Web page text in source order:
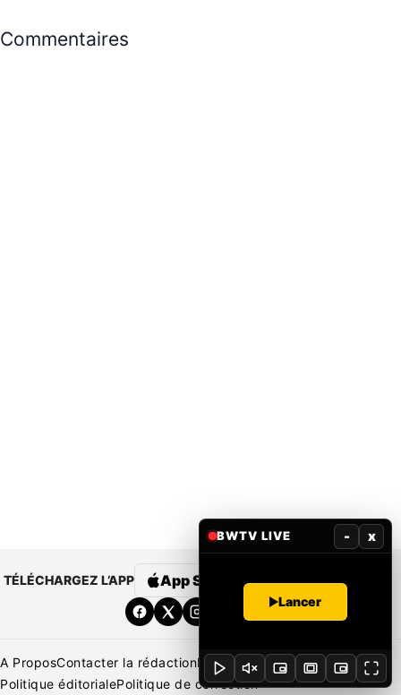
Commentaires
TÉLÉCHARGEZ L’APP App Store Google Play
A ProposContacter la rédactionRédaction Mentions légales
Politique éditorialePolitique de correction
BWTV LIVE - x
Lancer